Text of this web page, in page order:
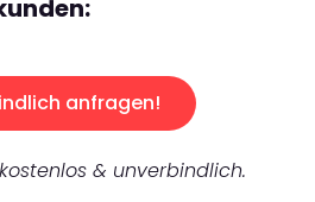
anfragen!
& unverbindlich.